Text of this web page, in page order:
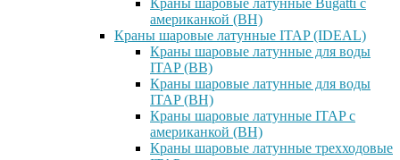
Краны шаровые латунные Bugatti с
американкой (ВН)
Краны шаровые латунные ITAP (IDEAL)
Краны шаровые латунные для воды
ITAP (ВВ)
Краны шаровые латунные для воды
ITAP (ВН)
Краны шаровые латунные ITAP с
американкой (ВН)
Краны шаровые латунные трехходовые